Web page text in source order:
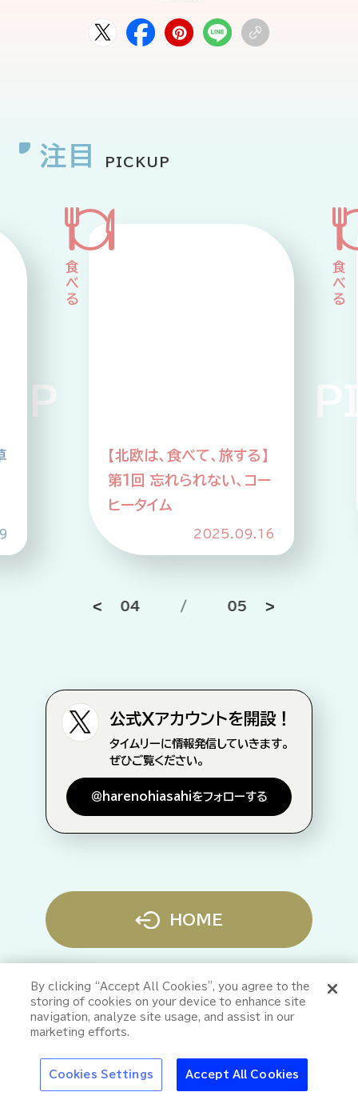
特集
アサヒの新しい顔
『green cola（グリ
ーンコーラ）』が届け
注目 PICKUP
【北欧は、食べて、旅する】
第2回 SDGs先進国のア
ップサイクルな食事情
2025.10.21
05 / 05
公式Xアカウントを開設！
タイムリーに情報発信していきます。
ぜひご覧ください。
＠harenohiasahiをフォローする
HOME
ホーム＞食べる＞アウトドアにもおすすめ！魚の缶詰の
By clicking “Accept All Cookies”, you agree to the
storing of cookies on your device to enhance site
navigation, analyze site usage, and assist in our
marketing efforts.
Cookies Settings Accept All Cookies